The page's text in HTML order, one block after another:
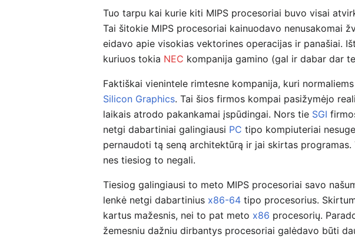
Tuo tarpu kai kurie kiti MIPS procesoriai buvo visai
Tai šitokie MIPS procesoriai kainuodavo nenusakomai
eidavo apie visokias vektorines operacijas ir panašiai.
kuriuos tokia NEC kompanija gamino (gal ir dabar dar
Faktiškai vienintele rimtesne kompanija, kuri
Silicon Graphics. Tai šios firmos kompai pasižymėjo
laikais atrodo pakankamai įspūdingai. Nors tie SGI
netgi dabartiniai galingiausi PC tipo kompiuteriai
pernaudoti tą seną architektūrą ir jai skirtas
nes tiesiog to negali.
Tiesiog galingiausi to meto MIPS procesoriai savo
lenkė netgi dabartinius x86-64 tipo procesorius.
kartus mažesnis, nei to pat meto x86 procesorių.
žemesniu dažniu dirbantys procesoriai galėdavo būti